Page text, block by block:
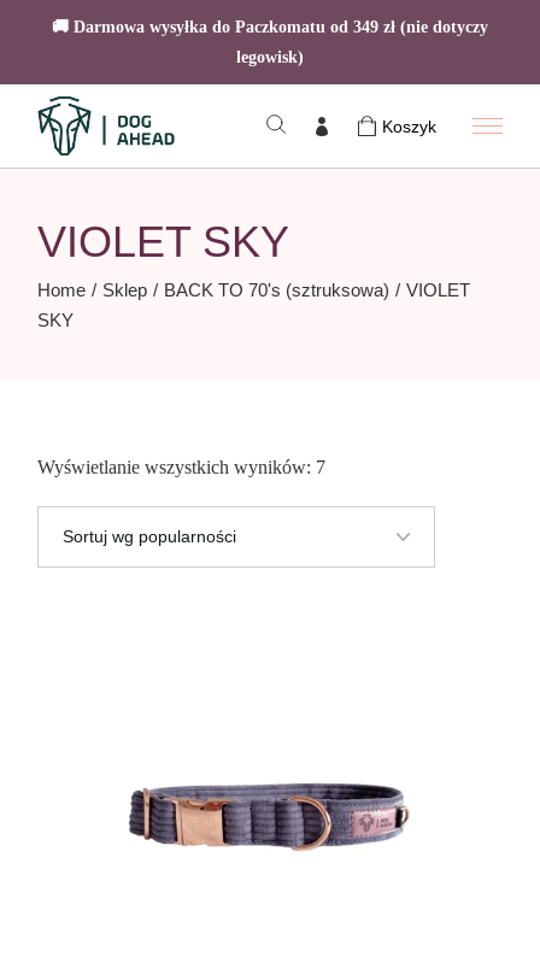
🚚 Darmowa wysyłka do Paczkomatu od 349 zł (nie dotyczy
legowisk)
content
Koszyk
VIOLET SKY
Home Sklep BACK TO 70's (sztruksowa)
VIOLET
SKY
Wyświetlanie wszystkich wyników: 7Posortowane